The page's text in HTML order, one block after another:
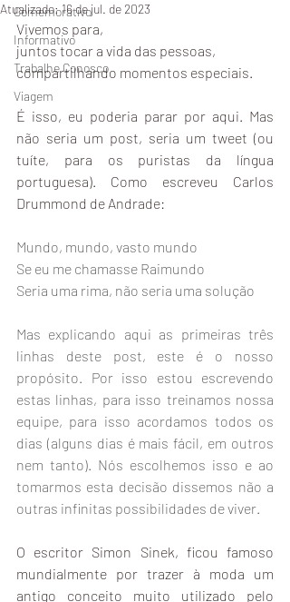
Comemorativo
Informativo
Trabalhe Conosco
Viagem
Atualizado:16 de jul. de 2023
Vivemos para,
juntos tocar a vida das pessoas,
compartilhando momentos especiais.
É isso, eu poderia parar por aqui. Mas
não seria um post, seria um tweet (ou
tuíte, para os puristas da língua
portuguesa). Como escreveu Carlos
Drummond de Andrade:
Mundo, mundo, vasto mundo
Se eu me chamasse Raimundo
Seria uma rima, não seria uma solução
Mas explicando aqui as primeiras três
linhas deste post, este é o nosso
propósito. Por isso estou escrevendo
estas linhas, para isso treinamos nossa
equipe, para isso acordamos todos os
dias (alguns dias é mais fácil, em outros
nem tanto). Nós escolhemos isso e ao
tomarmos esta decisão dissemos não a
outras infinitas possibilidades de viver.
O escritor Simon Sinek, ficou famoso
mundialmente por trazer à moda um
antigo conceito muito utilizado pelo